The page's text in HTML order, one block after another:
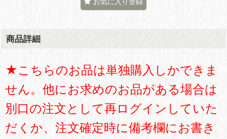
商品詳細
★こちらのお品は単独購入しかできま
せん。他にお求めのお品がある場合は
別口の注文として再ログインしていた
だくか、注文確定時に備考欄にお書き